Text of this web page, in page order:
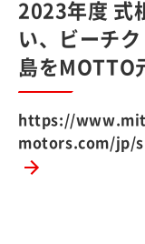
2023年度 式
い、ビーチ
島をMOTTO
https://
motors.com/jp/